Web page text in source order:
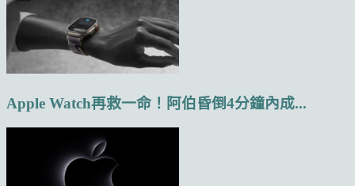
Apple Watch再救一命！阿伯昏倒4分鐘內成...